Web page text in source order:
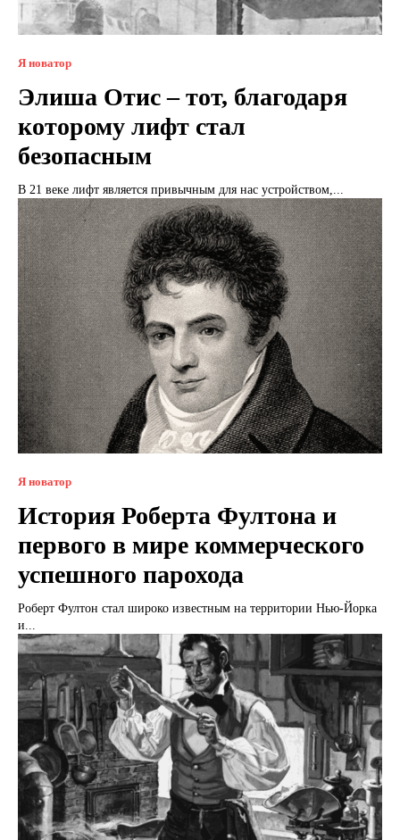
Я новатор
Элиша Отис – тот, благодаря
которому лифт стал
безопасным
В 21 веке лифт является привычным для нас устройством,...
Я новатор
История Роберта Фултона и
первого в мире коммерческого
успешного парохода
Роберт Фултон стал широко известным на территории Нью-Йорка
и...